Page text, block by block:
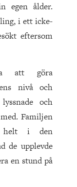
egen ålder.
i ett icke-
eftersom
att göra
nivå och
och
Familjen
helt i den
de upplevde
en stund på